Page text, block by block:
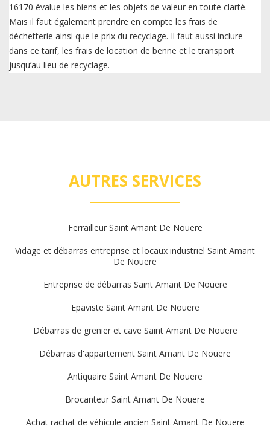
16170 évalue les biens et les objets de valeur en toute clarté.
Mais il faut également prendre en compte les frais de
déchetterie ainsi que le prix du recyclage. Il faut aussi inclure
dans ce tarif, les frais de location de benne et le transport
jusqu’au lieu de recyclage.
AUTRES SERVICES
Ferrailleur Saint Amant De Nouere
Vidage et débarras entreprise et locaux industriel Saint Amant
De Nouere
Entreprise de débarras Saint Amant De Nouere
Epaviste Saint Amant De Nouere
Débarras de grenier et cave Saint Amant De Nouere
Débarras d'appartement Saint Amant De Nouere
Antiquaire Saint Amant De Nouere
Brocanteur Saint Amant De Nouere
Achat rachat de véhicule ancien Saint Amant De Nouere